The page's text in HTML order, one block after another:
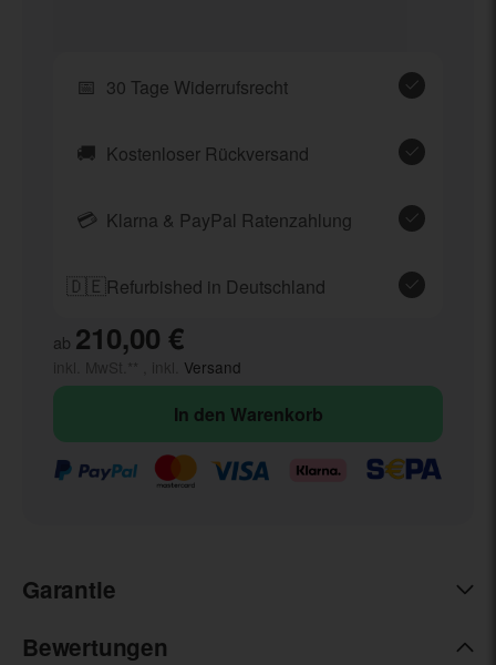
📅 30 Tage Widerrufsrecht
🚚 Kostenloser Rückversand
💳 Klarna & PayPal Ratenzahlung
🇩🇪Refurbished in Deutschland
ab 210,00 €
Versand
In den Warenkorb
Garantie
Bewertungen